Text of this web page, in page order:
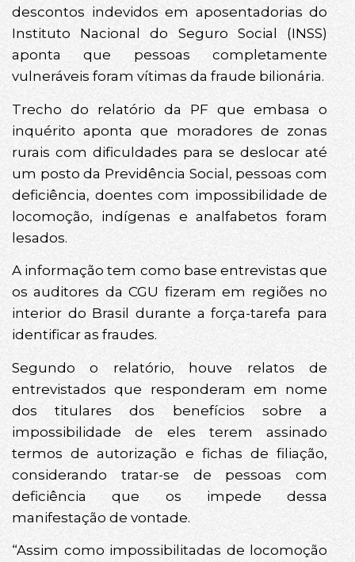
descontos indevidos em aposentadorias do
Instituto Nacional do Seguro Social (INSS)
aponta que pessoas completamente
vulneráveis foram vítimas da fraude bilionária.
Trecho do relatório da PF que embasa o
inquérito aponta que moradores de zonas
rurais com dificuldades para se deslocar até
um posto da Previdência Social, pessoas com
deficiência, doentes com impossibilidade de
locomoção, indígenas e analfabetos foram
lesados.
A informação tem como base entrevistas que
os auditores da CGU fizeram em regiões no
interior do Brasil durante a força-tarefa para
identificar as fraudes.
Segundo o relatório, houve relatos de
entrevistados que responderam em nome
dos titulares dos benefícios sobre a
impossibilidade de eles terem assinado
termos de autorização e fichas de filiação,
considerando tratar-se de pessoas com
deficiência que os impede dessa
manifestação de vontade.
“Assim como impossibilitadas de locomoção